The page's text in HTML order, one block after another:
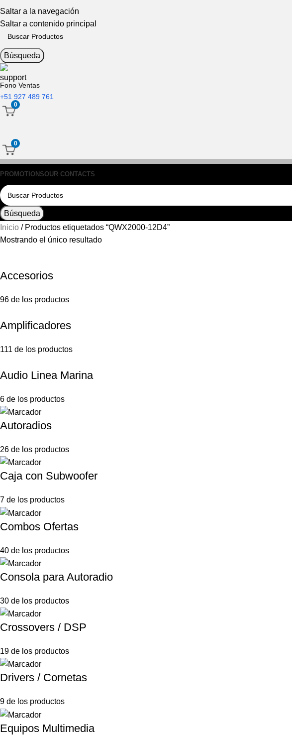
Saltar a la navegación
Saltar a contenido principal
Búsqueda
Fono Ventas
+51 927 489 761
0
0
PROMOTIONSOUR CONTACTS
Búsqueda
Inicio
Productos etiquetados “QWX2000-12D4”
Mostrando el único resultado
Accesorios
96 de los productos
Amplificadores
111 de los productos
Audio Linea Marina
6 de los productos
Autoradios
26 de los productos
Caja con Subwoofer
7 de los productos
Combos Ofertas
40 de los productos
Consola para Autoradio
30 de los productos
Crossovers / DSP
19 de los productos
Drivers / Cornetas
9 de los productos
Equipos Multimedia